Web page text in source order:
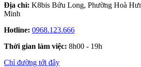
Địa chỉ: K8bis Bửu Long, Phường Hoà
Minh
Hotline: 0968.123.666
Thời gian làm việc: 8h00 - 19h
Chỉ đường tới đây